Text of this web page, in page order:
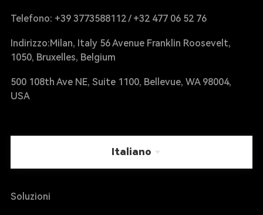
Telefono: +39 3773588112 / +32 477 06 52 76
Indirizzo:Milan, Italy 56 Avenue Franklin Roosevelt,
1050, Bruxelles, Belgium
500 108th Ave NE, Suite 1100, Bellevue, WA 98004,
USA
Italiano
Soluzioni